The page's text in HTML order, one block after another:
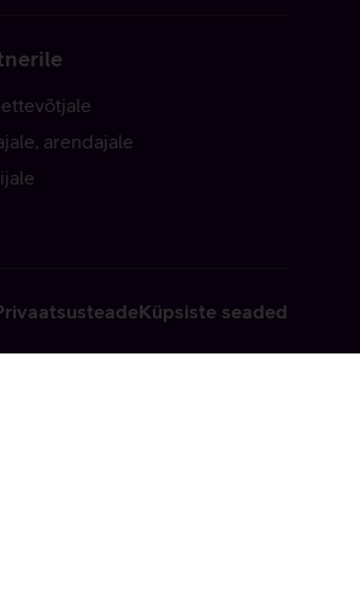
arendajale
Küpsiste seaded